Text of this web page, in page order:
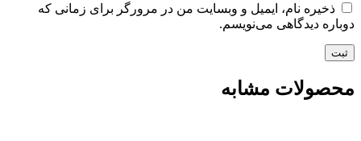
ذخیره نام، ایمیل و وبسایت من در مرورگر برای زمانی که
دوباره دیدگاهی می‌نویسم.
محصولات مشابه